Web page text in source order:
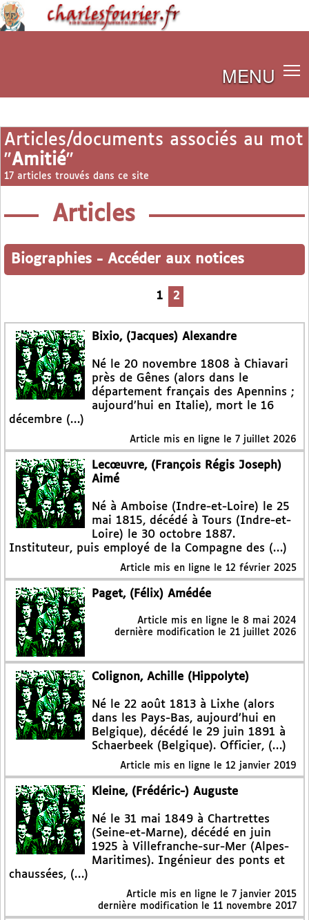
MENU
Articles/documents associés au mot
"Amitié"
17 articles trouvés dans ce site
Articles
Biographies - Accéder aux notices
1 2
Bixio, (Jacques) Alexandre
Né le 20 novembre 1808 à Chiavari
près de Gênes (alors dans le
département français des Apennins ;
aujourd’hui en Italie), mort le 16
décembre (…)
Article mis en ligne le 7 juillet 2026
Lecœuvre, (François Régis Joseph)
Aimé
Né à Amboise (Indre-et-Loire) le 25
mai 1815, décédé à Tours (Indre-et-
Loire) le 30 octobre 1887.
Instituteur, puis employé de la Compagne des (…)
Article mis en ligne le 12 février 2025
Paget, (Félix) Amédée
Article mis en ligne le 8 mai 2024
dernière modification le 21 juillet 2026
Colignon, Achille (Hippolyte)
Né le 22 août 1813 à Lixhe (alors
dans les Pays-Bas, aujourd’hui en
Belgique), décédé le 29 juin 1891 à
Schaerbeek (Belgique). Officier, (…)
Article mis en ligne le 12 janvier 2019
Kleine, (Frédéric-) Auguste
Né le 31 mai 1849 à Chartrettes
(Seine-et-Marne), décédé en juin
1925 à Villefranche-sur-Mer (Alpes-
Maritimes). Ingénieur des ponts et
chaussées, (…)
Article mis en ligne le 7 janvier 2015
dernière modification le 11 novembre 2017